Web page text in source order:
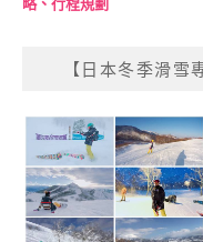
【日本冬季滑